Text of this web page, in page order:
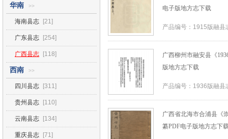
华南 >>
海南县志 [21]
广东县志 [254]
广西县志 [118]
西南 >>
四川县志 [311]
贵州县志 [110]
云南县志 [134]
重庆县志 [71]
电子版地方志下载
产品编号：1915版融
广西柳州市融安县《
版地方志下载
产品编号：1936版融
广西省北海市合浦县《
纂PDF电子版地方志下